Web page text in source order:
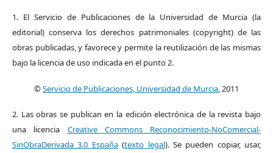
1. El Servicio de Publicaciones de la Universidad de Murcia (la
editorial) conserva los derechos patrimoniales (copyright) de las
obras publicadas, y favorece y permite la reutilización de las mismas
bajo la licencia de uso indicada en el punto 2.
©Servicio de Publicaciones, Universidad de Murcia, 2011
2. Las obras se publican en la edición electrónica de la revista bajo
una licencia Creative Commons Reconocimiento-NoComercial-
SinObraDerivada 3.0 España(texto legal). Se pueden copiar, usar,